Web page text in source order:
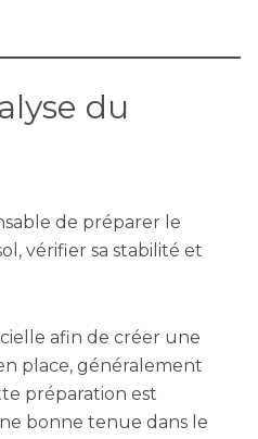
du
de préparer le
vérifier sa stabilité et
afin de créer une
place, généralement
préparation est
bonne tenue dans le